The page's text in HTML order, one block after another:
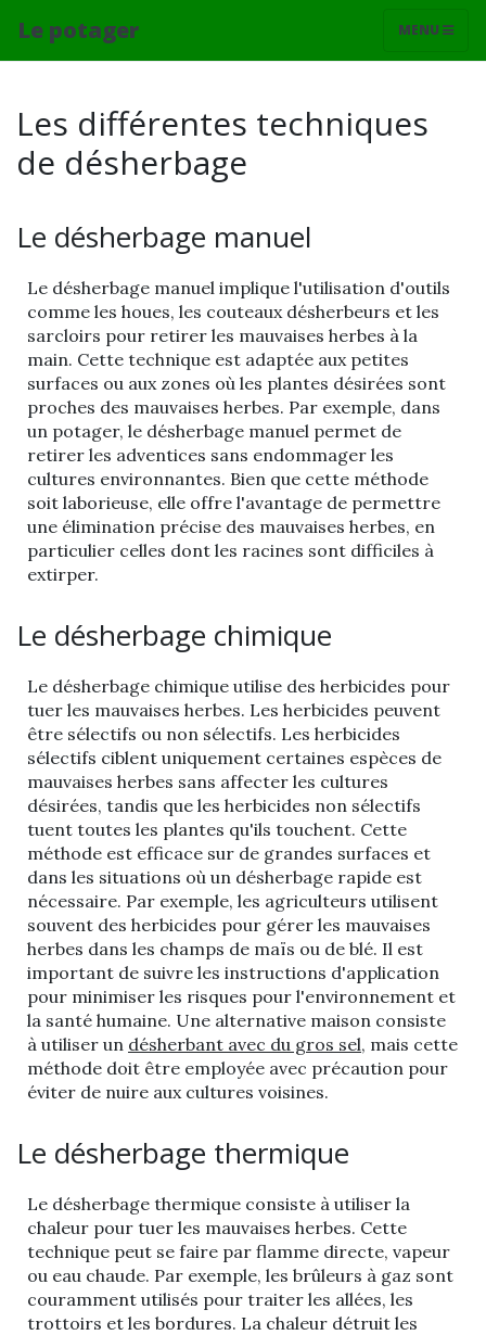
Le potager MENU
Les différentes techniques
de désherbage
Le désherbage manuel
Le désherbage manuel implique l'utilisation d'outils
comme les houes, les couteaux désherbeurs et les
sarcloirs pour retirer les mauvaises herbes à la
main. Cette technique est adaptée aux petites
surfaces ou aux zones où les plantes désirées sont
proches des mauvaises herbes. Par exemple, dans
un potager, le désherbage manuel permet de
retirer les adventices sans endommager les
cultures environnantes. Bien que cette méthode
soit laborieuse, elle offre l'avantage de permettre
une élimination précise des mauvaises herbes, en
particulier celles dont les racines sont difficiles à
extirper.
Le désherbage chimique
Le désherbage chimique utilise des herbicides pour
tuer les mauvaises herbes. Les herbicides peuvent
être sélectifs ou non sélectifs. Les herbicides
sélectifs ciblent uniquement certaines espèces de
mauvaises herbes sans affecter les cultures
désirées, tandis que les herbicides non sélectifs
tuent toutes les plantes qu'ils touchent. Cette
méthode est efficace sur de grandes surfaces et
dans les situations où un désherbage rapide est
nécessaire. Par exemple, les agriculteurs utilisent
souvent des herbicides pour gérer les mauvaises
herbes dans les champs de maïs ou de blé. Il est
important de suivre les instructions d'application
pour minimiser les risques pour l'environnement et
la santé humaine. Une alternative maison consiste
à utiliser un désherbant avec du gros sel, mais cette
méthode doit être employée avec précaution pour
éviter de nuire aux cultures voisines.
Le désherbage thermique
Le désherbage thermique consiste à utiliser la
chaleur pour tuer les mauvaises herbes. Cette
technique peut se faire par flamme directe, vapeur
ou eau chaude. Par exemple, les brûleurs à gaz sont
couramment utilisés pour traiter les allées, les
trottoirs et les bordures. La chaleur détruit les